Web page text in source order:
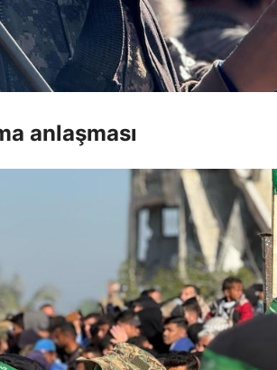
anlaşması